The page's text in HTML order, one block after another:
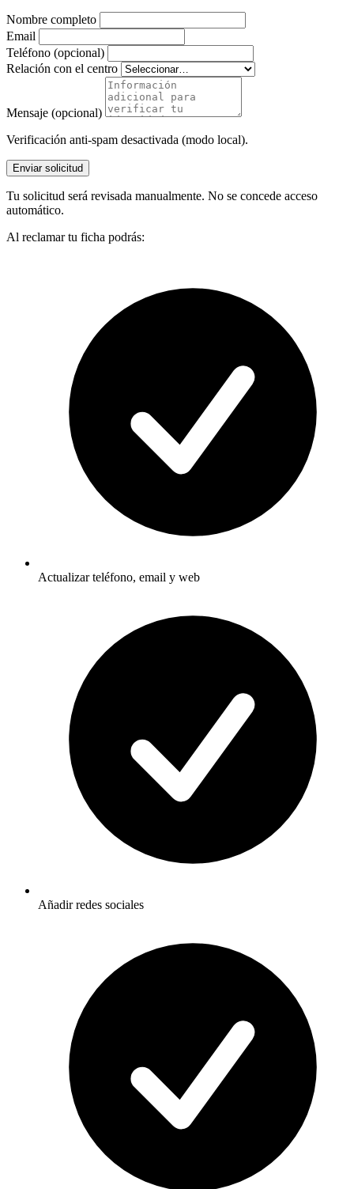
Nombre completo
Email
Teléfono (opcional)
Relación con el centro
Mensaje (opcional)
Verificación anti-spam desactivada (modo local).
Enviar solicitud
Tu solicitud será revisada manualmente. No se concede acceso
automático.
Al reclamar tu ficha podrás:
Actualizar teléfono, email y web
Añadir redes sociales